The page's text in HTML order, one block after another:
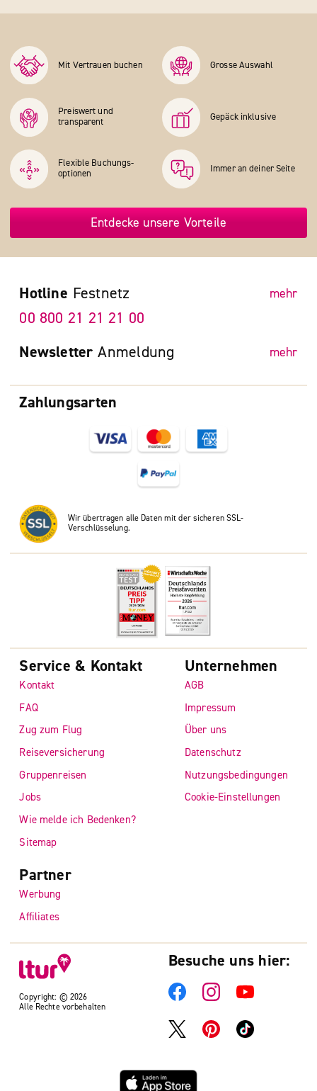
Mit Vertrauen buchen Grosse Auswahl
Preiswert und
transparent
Gepäck inklusive
Flexible Buchungs­
optionen
Immer an deiner Seite
Entdecke unsere Vorteile
Zahlungsarten
Wir übertragen alle Daten mit der sicheren SSL-
Verschlüsselung.
Hotline Festnetz mehr
00 800 21 21 21 00
Newsletter Anmeldung mehr
Copyright: © 2026
Alle Rechte vorbehalten
Service & Kontakt
Kontakt
FAQ
Zug zum Flug
Reiseversicherung
Gruppenreisen
Jobs
Wie melde ich Bedenken?
Sitemap
Unternehmen
AGB
Impressum
Über uns
Datenschutz
Nutzungsbedingungen
Cookie-Einstellungen
Partner
Werbung
Affiliates
Besuche uns hier: